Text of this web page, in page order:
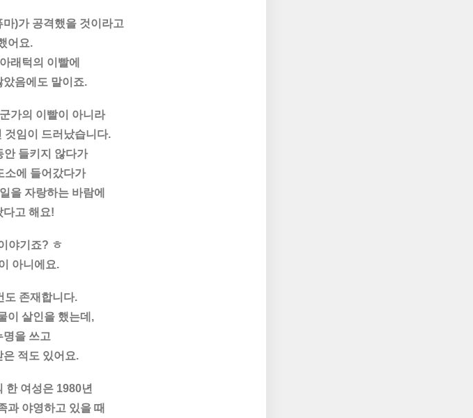
)가 공격했을 것이라고
어요.
래턱의 이빨에
았음에도 말이죠.
가의 이빨이 아니라
것임이 드러났습니다.
안 들키지 않다가
소에 들어갔다가
을 자랑하는 바람에
다고 해요!
야기죠? ㅎ
아니에요.
도 존재합니다.
이 살인을 했는데,
을 쓰고
은 적도 있어요.
한 여성은 1980년
과 야영하고 있을 때